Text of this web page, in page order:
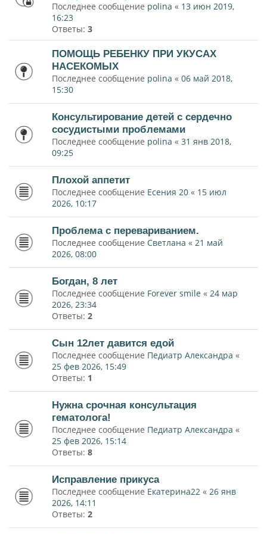
Последнее сообщение polina « 13 июн 2019,
16:23
Ответы: 3
ПОМОЩЬ РЕБЕНКУ ПРИ УКУСАХ
НАСЕКОМЫХ
Последнее сообщение polina « 06 май 2018,
15:30
Консультирование детей с сердечно
сосудистыми проблемами
Последнее сообщение polina « 31 янв 2018,
09:25
Плохой аппетит
Последнее сообщение Есения 20 « 15 июл
2026, 10:17
Проблема с перевариванием.
Последнее сообщение Светлана « 21 май
2026, 08:00
Богдан, 8 лет
Последнее сообщение Forever smile « 24 мар
2026, 23:34
Ответы: 2
Сын 12лет давится едой
Последнее сообщение Педиатр Александра «
25 фев 2026, 15:49
Ответы: 1
Нужна срочная консультация
гематолога!
Последнее сообщение Педиатр Александра «
25 фев 2026, 15:14
Ответы: 8
Исправление прикуса
Последнее сообщение Екатерина22 « 26 янв
2026, 14:11
Ответы: 2